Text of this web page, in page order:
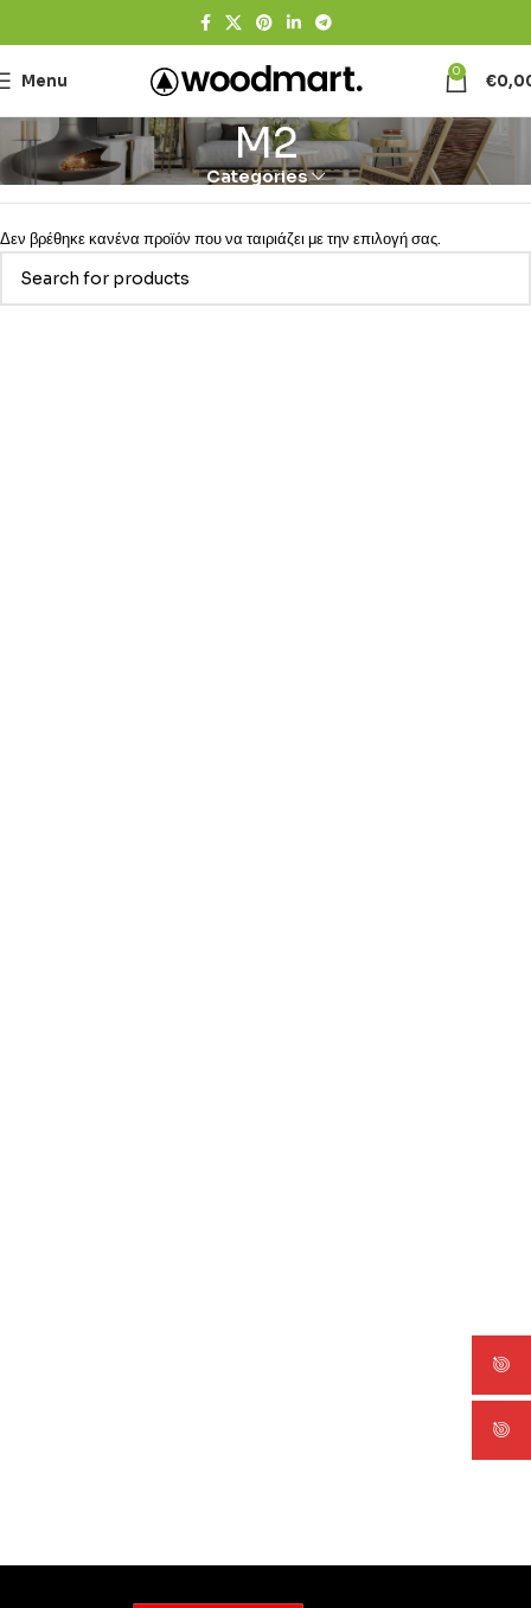
Menu 0 €
M2
Categories
Δεν βρέθηκε κανένα προϊόν που να ταιριάζει με την επιλογή σας.